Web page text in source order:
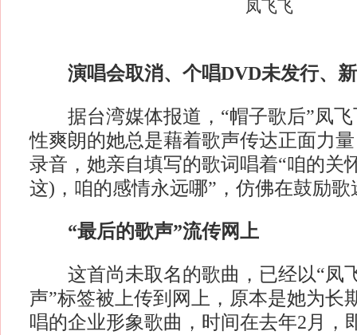
凤飞飞
演唱会取消、个唱DVD未发行、
据台湾媒体报道，“帽子歌后”凤飞
性爽朗的她总是藉着歌声传达正面力
录音，她亲自填写的歌词唱着“咱的关
这)，咱的感情永远哪”，仿佛在鼓励
“最后的歌声”流传网上
这首尚未取名的歌曲，已经以“凤
声”标签被上传到网上，原本是她为长
唱的企业形象歌曲，时间在去年2月，